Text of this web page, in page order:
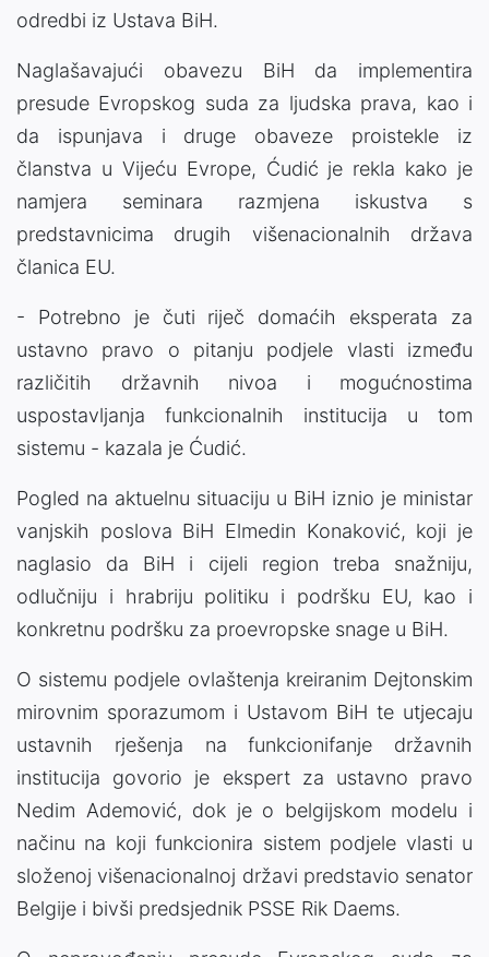
odredbi iz Ustava BiH.
Naglašavajući obavezu BiH da implementira
presude Evropskog suda za ljudska prava, kao i
da ispunjava i druge obaveze proistekle iz
članstva u Vijeću Evrope, Ćudić je rekla kako je
namjera seminara razmjena iskustva s
predstavnicima drugih višenacionalnih država
članica EU.
- Potrebno je čuti riječ domaćih eksperata za
ustavno pravo o pitanju podjele vlasti između
različitih državnih nivoa i mogućnostima
uspostavljanja funkcionalnih institucija u tom
sistemu - kazala je Ćudić.
Pogled na aktuelnu situaciju u BiH iznio je ministar
vanjskih poslova BiH Elmedin Konaković, koji je
naglasio da BiH i cijeli region treba snažniju,
odlučniju i hrabriju politiku i podršku EU, kao i
konkretnu podršku za proevropske snage u BiH.
O sistemu podjele ovlaštenja kreiranim Dejtonskim
mirovnim sporazumom i Ustavom BiH te utjecaju
ustavnih rješenja na funkcionifanje državnih
institucija govorio je ekspert za ustavno pravo
Nedim Ademović, dok je o belgijskom modelu i
načinu na koji funkcionira sistem podjele vlasti u
složenoj višenacionalnoj državi predstavio senator
Belgije i bivši predsjednik PSSE Rik Daems.